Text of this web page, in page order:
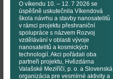
O víkendu 10. – 12. 7 2026 se
úspěšně uskutečnila Víkendová
škola návrhu a stavby nanosatelitů
v rámci projektu přeshraniční
spolupráce s názvem Rozvoj
vzdělávání v oblasti vývoje
nanosatelitů a kosmických
technologií. Akci pořádali oba
partneři projektu, Hvězdárna
Valašské Meziříčí, p. o. a Slovenská
organizácia pre vesmírné aktivity a